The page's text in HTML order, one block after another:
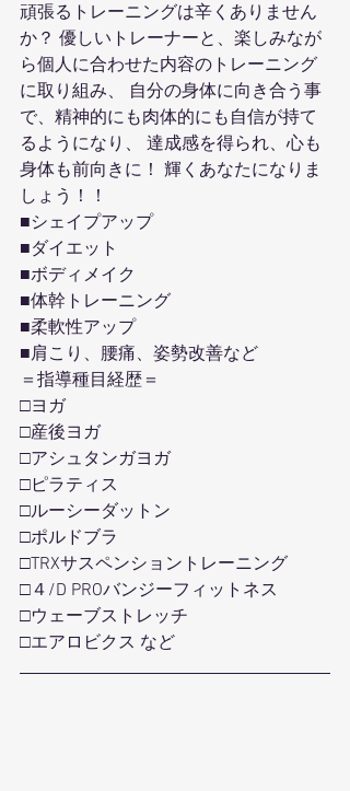
頑張るトレーニングは辛くありません
か？ 優しいトレーナーと、楽しみなが
ら個人に合わせた内容のトレーニング
に取り組み、 自分の身体に向き合う事
で、精神的にも肉体的にも自信が持て
るようになり、 達成感を得られ、心も
身体も前向きに！ 輝くあなたになりま
しょう！！
■シェイプアップ
■ダイエット
■ボディメイク
■体幹トレーニング
■柔軟性アップ
■肩こり、腰痛、姿勢改善など
＝指導種目経歴＝
□ヨガ
□産後ヨガ
□アシュタンガヨガ
□ピラティス
□ルーシーダットン
□ポルドブラ
□TRXサスペンショントレーニング
□４/D PROバンジーフィットネス
□ウェーブストレッチ
□エアロビクス など